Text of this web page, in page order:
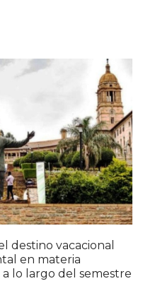
destino vacacional
en materia
lo largo del semestre